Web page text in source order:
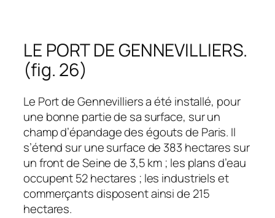
LE PORT DE GENNEVILLIERS.
(fig. 26)
Le Port de Gennevilliers a été installé, pour
une bonne partie de sa surface, sur un
champ d’épandage des égouts de Paris. Il
s’étend sur une surface de 383 hectares sur
un front de Seine de 3,5 km ; les plans d’eau
occupent 52 hectares ; les industriels et
commerçants disposent ainsi de 215
hectares.